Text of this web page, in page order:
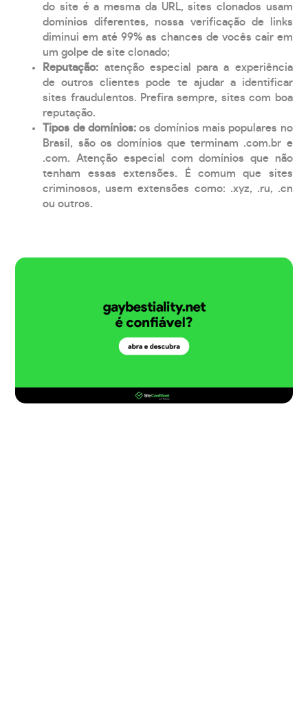
do site é a mesma da URL, sites clonados usam
domínios diferentes, nossa verificação de links
diminui em até 99% as chances de vocês cair em
um golpe de site clonado;
Reputação: atenção especial para a experiência
de outros clientes pode te ajudar a identificar
sites fraudulentos. Prefira sempre, sites com boa
reputação.
Tipos de domínios:os domínios mais populares no
Brasil, são os domínios que terminam .com.br e
.com. Atenção especial com domínios que não
tenham essas extensões. É comum que sites
criminosos, usem extensões como: .xyz, .ru, .cn
ou outros.